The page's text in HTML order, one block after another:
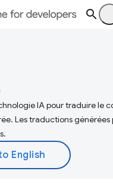
IA pour traduire le
Les traductions générées